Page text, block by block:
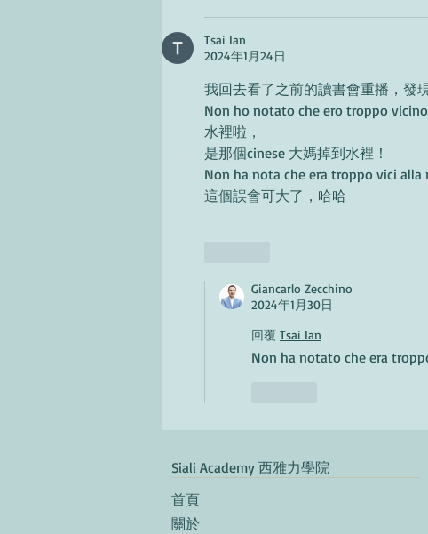
Tsai Ian
2024年1月24日
我回去看了之前的讀書會重播，發
Non ho notato che ero troppo
水裡啦，
是那個cinese 大媽掉到水裡！
Non ha nota che era troppo vici alla
這個誤會可大了，哈哈
Giancarlo Zecchino
2024年1月30日
回覆 Tsai Ian
Non ha notato che era
​Siali Academy 西雅力學院
首頁​
關於